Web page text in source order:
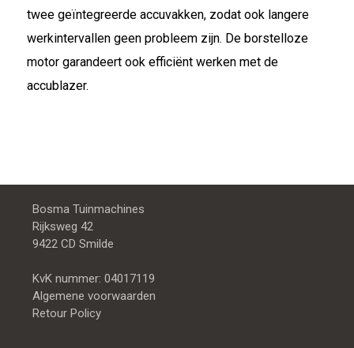
twee geïntegreerde accuvakken, zodat ook langere
werkintervallen geen probleem zijn. De borstelloze
motor garandeert ook efficiënt werken met de
accublazer.
Bosma Tuinmachines
Rijksweg 42
9422 CD Smilde
KvK nummer: 04017119
Algemene voorwaarden
Retour Policy